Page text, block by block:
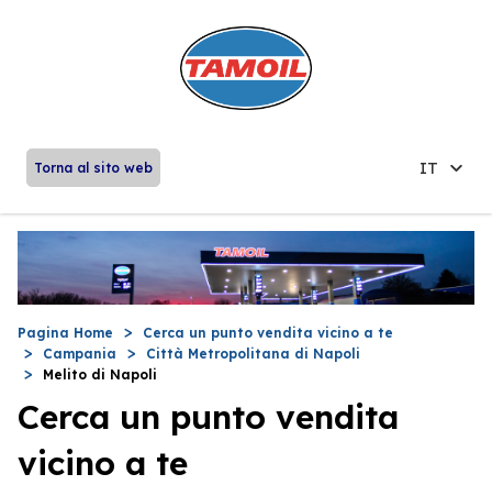
Torna al sito web IT
Pagina Home
Cerca un punto vendita vicino a te
Campania
Città Metropolitana di Napoli
Melito di Napoli
Cerca un punto vendita
vicino a te